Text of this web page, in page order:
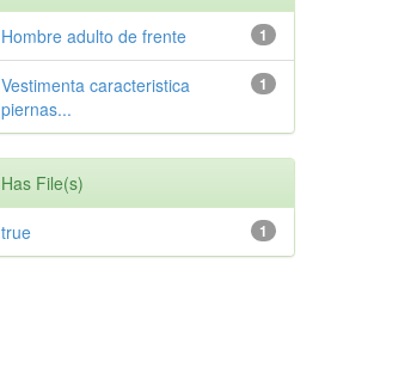
1
Hombre adulto de frente
1
Vestimenta caracteristica
piernas...
Has File(s)
1
true